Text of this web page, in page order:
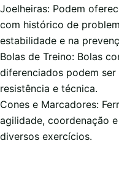
Joelheiras: Podem
com histórico de
estabilidade e na
Bolas de Treino: Bolas
diferenciados podem
resistência e técnica.
Cones e Marcadores:
agilidade, coordenação
diversos exercícios.